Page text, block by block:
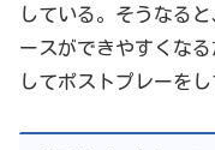
している。そうなる
ースができやすくなる
してポストプレーをし